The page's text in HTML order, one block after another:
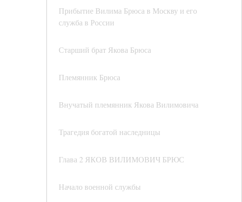
Прибытие Вилима Брюса в Москву и его
служба в России
Старший брат Якова Брюса
Племянник Брюса
Внучатый племянник Якова Вилимовича
Трагедия богатой наследницы
Глава 2 ЯКОВ ВИЛИМОВИЧ БРЮС
Начало военной службы